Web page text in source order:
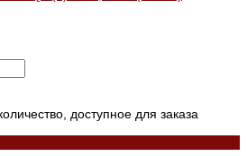
доступное для заказа